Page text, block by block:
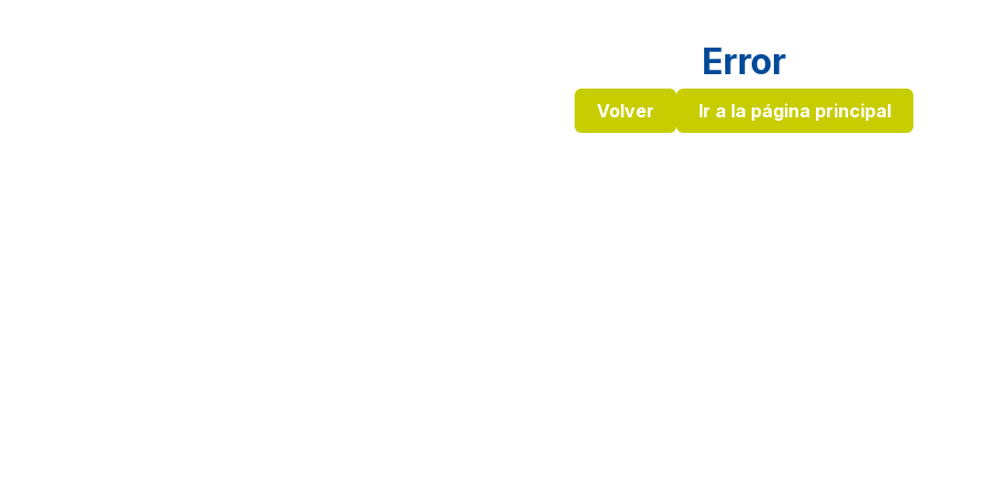
Error
Volver Ir a la página principal